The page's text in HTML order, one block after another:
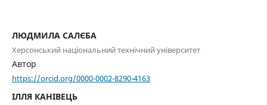
ЛЮДМИЛА САЛЄБА
Херсонський національний технічний університет
Автор
https://orcid.org/0000-0002-8290-4163
ІЛЛЯ КАНІВЕЦЬ